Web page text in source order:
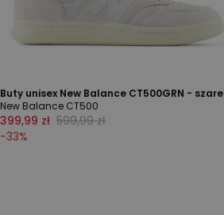
Buty unisex New Balance CT500GRN - szare
New Balance CT500
399,99 zł 599,99 zł
-33%